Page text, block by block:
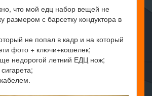
что мой едц набор вещей не
размером с барсетку кондуктора в
не попал в кадр и на который
фото + ключи+кошелек;
недорогой летний ЕДЦ нож;